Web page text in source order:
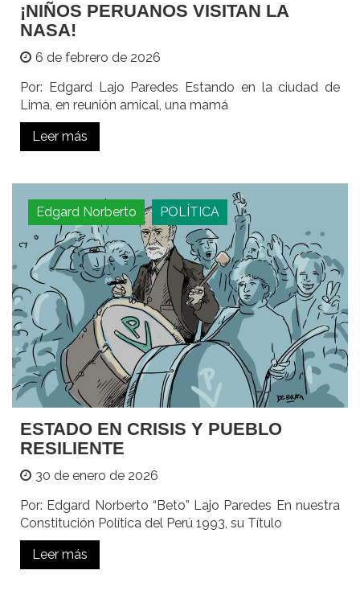
¡NIÑOS PERUANOS VISITAN LA
NASA!
6 de febrero de 2026
Por: Edgard Lajo Paredes Estando en la ciudad de
Lima, en reunión amical, una mamá
Leer más
Edgard Norberto POLÍTICA
ESTADO EN CRISIS Y PUEBLO
RESILIENTE
30 de enero de 2026
Por: Edgard Norberto “Beto” Lajo Paredes En nuestra
Constitución Política del Perú 1993, su Título
Leer más